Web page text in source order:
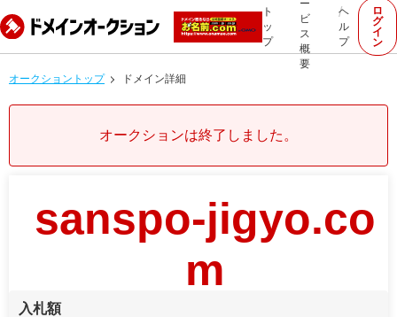
ト
ッ
プ
ー
ビ
ス
概
要
ヘ
ル
プ
ロ
グ
イ
ン
オークショントップ ドメイン詳細
オークションは終了しました。
sanspo-jigyo.co
m
入札額